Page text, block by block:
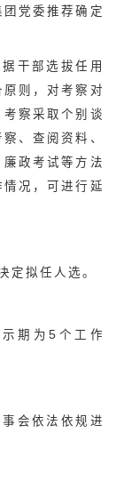
党委推荐确定
干部选拔任用
则，对考察对
察采取个别谈
、查阅资料、
政考试等方法
况，可进行延
定拟任人选。
期为5个工作
会依法依规进